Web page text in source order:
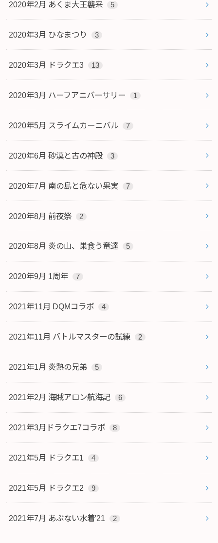
2020年2月 あくま大王襲来 5
2020年3月 ひなまつり 3
2020年3月 ドラクエ3 13
2020年3月 ハーフアニバーサリー 1
2020年5月 スライムカーニバル 7
2020年6月 砂漠と古の神殿 3
2020年7月 南の島と危ない果実 7
2020年8月 前夜祭 2
2020年8月 炎の山、巣食う竜達 5
2020年9月 1周年 7
2021年11月 DQMコラボ 4
2021年11月 バトルマスターの試練 2
2021年1月 炎熱の兄弟 5
2021年2月 海賊アロン航海記 6
2021年3月ドラクエ7コラボ 8
2021年5月 ドラクエ1 4
2021年5月 ドラクエ2 9
2021年7月 あぶない水着'21 2